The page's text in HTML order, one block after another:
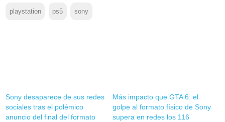
playstation ps5 sony
Sony desaparece de sus redes
sociales tras el polémico
anuncio del final del formato
Más impacto que GTA 6: el
golpe al formato físico de Sony
supera en redes los 116